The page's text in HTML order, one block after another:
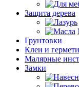
Защита дерева
Грунтовки
Клеи и
Малярные
Замки